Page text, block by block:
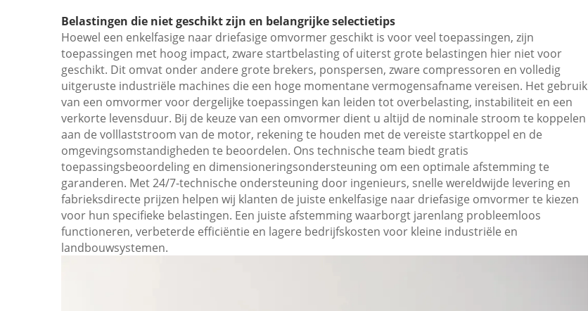
Belastingen die niet geschikt zijn en belangrijke selectietips
Hoewel een enkelfasige naar driefasige omvormer geschikt is voor veel toepassingen, zijn
toepassingen met hoog impact, zware startbelasting of uiterst grote belastingen hier niet voor
geschikt. Dit omvat onder andere grote brekers, ponspersen, zware compressoren en volledig
uitgeruste industriële machines die een hoge momentane vermogensafname vereisen. Het gebruik
van een omvormer voor dergelijke toepassingen kan leiden tot overbelasting, instabiliteit en een
verkorte levensduur. Bij de keuze van een omvormer dient u altijd de nominale stroom te koppelen
aan de volllaststroom van de motor, rekening te houden met de vereiste startkoppel en de
omgevingsomstandigheden te beoordelen. Ons technische team biedt gratis
toepassingsbeoordeling en dimensioneringsondersteuning om een optimale afstemming te
garanderen. Met 24/7-technische ondersteuning door ingenieurs, snelle wereldwijde levering en
fabrieksdirecte prijzen helpen wij klanten de juiste enkelfasige naar driefasige omvormer te kiezen
voor hun specifieke belastingen. Een juiste afstemming waarborgt jarenlang probleemloos
functioneren, verbeterde efficiëntie en lagere bedrijfskosten voor kleine industriële en
landbouwsystemen.